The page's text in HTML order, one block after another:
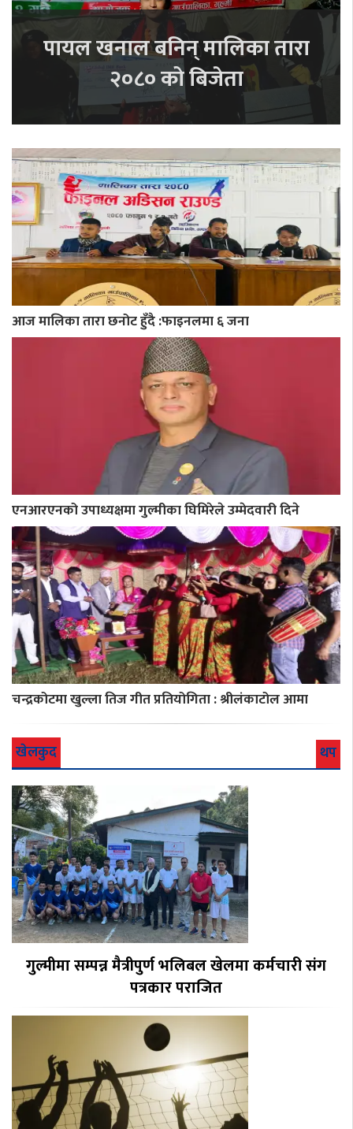
पायल खनाल बनिन् मालिका तारा
२०८० को बिजेता
आज मालिका तारा छनोट हुँदै :फाइनलमा ६ जना
एनआरएनको उपाध्यक्षमा गुल्मीका घिमिरेले उम्मेदवारी दिने
चन्द्रकोटमा खुल्ला तिज गीत प्रतियोगिता : श्रीलंकाटोल आमा
खेलकुद थप
गुल्मीमा सम्पन्न मैत्रीपुर्ण भलिबल खेलमा कर्मचारी संग
पत्रकार पराजित